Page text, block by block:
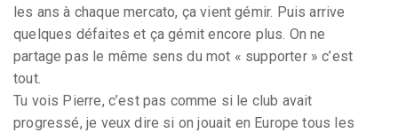
les ans à chaque mercato, ça vient gémir. Puis arrive
quelques défaites et ça gémit encore plus. On ne
partage pas le même sens du mot « supporter » c’est
tout.
Tu vois Pierre, c’est pas comme si le club avait
progressé, je veux dire si on jouait en Europe tous les